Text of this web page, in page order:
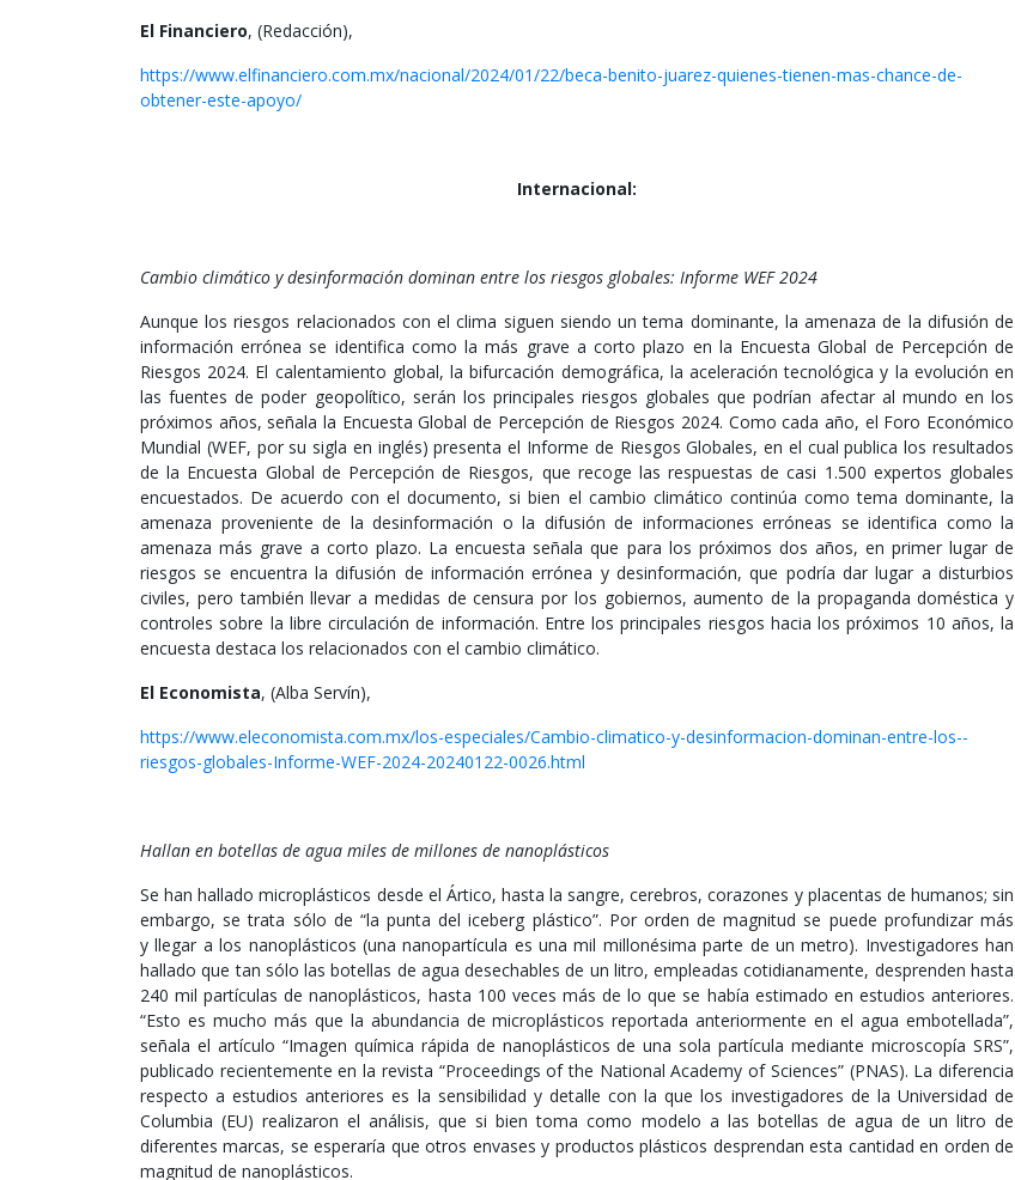
El Financiero, (Redacción),
https://www.elfinanciero.com.mx/nacional/2024/01/22/beca-benito-juarez-quienes-tienen-mas-chance-de-
obtener-este-apoyo/
Internacional:
Cambio climático y desinformación dominan entre los riesgos globales: Informe WEF 2024
Aunque los riesgos relacionados con el clima siguen siendo un tema dominante, la amenaza de la difusión de
información errónea se identifica como la más grave a corto plazo en la Encuesta Global de Percepción de
Riesgos 2024. El calentamiento global, la bifurcación demográfica, la aceleración tecnológica y la evolución en
las fuentes de poder geopolítico, serán los principales riesgos globales que podrían afectar al mundo en los
próximos años, señala la Encuesta Global de Percepción de Riesgos 2024. Como cada año, el Foro Económico
Mundial (WEF, por su sigla en inglés) presenta el Informe de Riesgos Globales, en el cual publica los resultados
de la Encuesta Global de Percepción de Riesgos, que recoge las respuestas de casi 1.500 expertos globales
encuestados. De acuerdo con el documento, si bien el cambio climático continúa como tema dominante, la
amenaza proveniente de la desinformación o la difusión de informaciones erróneas se identifica como la
amenaza más grave a corto plazo. La encuesta señala que para los próximos dos años, en primer lugar de
riesgos se encuentra la difusión de información errónea y desinformación, que podría dar lugar a disturbios
civiles, pero también llevar a medidas de censura por los gobiernos, aumento de la propaganda doméstica y
controles sobre la libre circulación de información. Entre los principales riesgos hacia los próximos 10 años, la
encuesta destaca los relacionados con el cambio climático.
El Economista, (Alba Servín),
https://www.eleconomista.com.mx/los-especiales/Cambio-climatico-y-desinformacion-dominan-entre-los--
riesgos-globales-Informe-WEF-2024-20240122-0026.html
Hallan en botellas de agua miles de millones de nanoplásticos
Se han hallado microplásticos desde el Ártico, hasta la sangre, cerebros, corazones y placentas de humanos; sin
embargo, se trata sólo de “la punta del iceberg plástico”. Por orden de magnitud se puede profundizar más
y llegar a los nanoplásticos (una nanopartícula es una mil millonésima parte de un metro). Investigadores han
hallado que tan sólo las botellas de agua desechables de un litro, empleadas cotidianamente, desprenden hasta
240 mil partículas de nanoplásticos, hasta 100 veces más de lo que se había estimado en estudios anteriores.
“Esto es mucho más que la abundancia de microplásticos reportada anteriormente en el agua embotellada”,
señala el artículo “Imagen química rápida de nanoplásticos de una sola partícula mediante microscopía SRS”,
publicado recientemente en la revista “Proceedings of the National Academy of Sciences” (PNAS). La diferencia
respecto a estudios anteriores es la sensibilidad y detalle con la que los investigadores de la Universidad de
Columbia (EU) realizaron el análisis, que si bien toma como modelo a las botellas de agua de un litro de
diferentes marcas, se esperaría que otros envases y productos plásticos desprendan esta cantidad en orden de
magnitud de nanoplásticos.